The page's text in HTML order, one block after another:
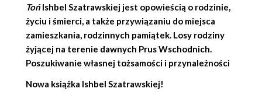
TońIshbel Szatrawskiej jest opowieścią o rodzinie,
życiu i śmierci, a także przywiązaniu do miejsca
zamieszkania, rodzinnych pamiątek. Losy rodziny
żyjącej na terenie dawnych Prus Wschodnich.
Poszukiwanie własnej tożsamości i przynależności
Nowa książka Ishbel Szatrawskiej!